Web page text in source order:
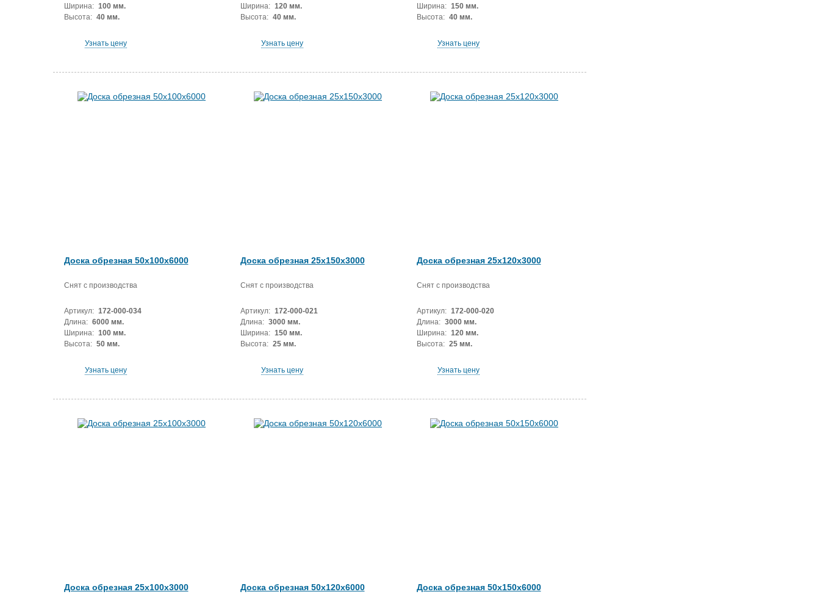
Ширина: 100 мм.
Высота: 40 мм.
Узнать цену
Ширина: 120 мм.
Высота: 40 мм.
Узнать цену
Ширина: 150 мм.
Высота: 40 мм.
Узнать цену
Доска обрезная 50x100x6000
Снят с производства
Артикул: 172-000-034
Длина: 6000 мм.
Ширина: 100 мм.
Высота: 50 мм.
Узнать цену
Доска обрезная 25x150x3000
Снят с производства
Артикул: 172-000-021
Длина: 3000 мм.
Ширина: 150 мм.
Высота: 25 мм.
Узнать цену
Доска обрезная 25x120x3000
Снят с производства
Артикул: 172-000-020
Длина: 3000 мм.
Ширина: 120 мм.
Высота: 25 мм.
Узнать цену
Доска обрезная 25x100x3000 Доска обрезная 50x120x6000 Доска обрезная 50x150x6000